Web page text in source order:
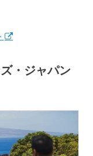
・ジャパン